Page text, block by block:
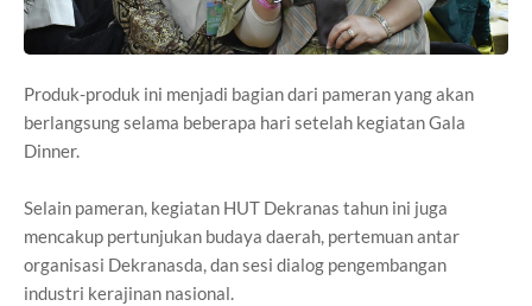
Produk-produk ini menjadi bagian dari pameran yang akan
berlangsung selama beberapa hari setelah kegiatan Gala
Dinner.
Selain pameran, kegiatan HUT Dekranas tahun ini juga
mencakup pertunjukan budaya daerah, pertemuan antar
organisasi Dekranasda, dan sesi dialog pengembangan
industri kerajinan nasional.